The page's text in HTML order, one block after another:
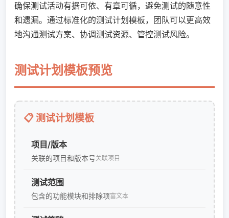
确保测试活动有据可依、有章可循，避免测试的随意性
和遗漏。通过标准化的测试计划模板，团队可以更高效
地沟通测试方案、协调测试资源、管控测试风险。
测试计划模板预览
📋 测试计划模板
项目/版本
关联的项目和版本号关联项目
测试范围
包含的功能模块和排除项富文本